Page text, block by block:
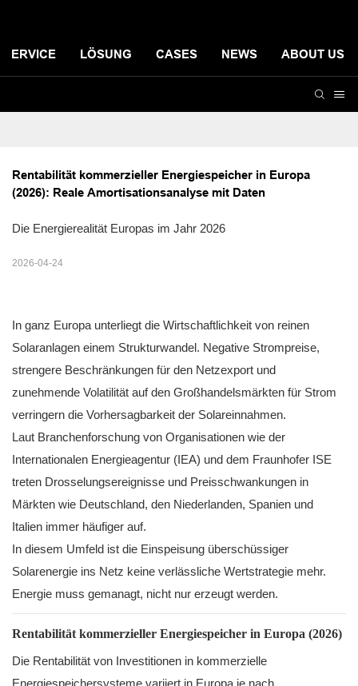
SERVICE LÖSUNG CASES NEWS ABOUT US
Rentabilität kommerzieller Energiespeicher in Europa
(2026): Reale Amortisationsanalyse mit Daten
Die Energierealität Europas im Jahr 2026
2026-04-24
In ganz Europa unterliegt die Wirtschaftlichkeit von reinen
Solaranlagen einem Strukturwandel. Negative Strompreise,
strengere Beschränkungen für den Netzexport und
zunehmende Volatilität auf den Großhandelsmärkten für Strom
verringern die Vorhersagbarkeit der Solareinnahmen.
Laut Branchenforschung von Organisationen wie der
Internationalen Energieagentur (IEA) und dem Fraunhofer ISE
treten Drosselungsereignisse und Preisschwankungen in
Märkten wie Deutschland, den Niederlanden, Spanien und
Italien immer häufiger auf.
In diesem Umfeld ist die Einspeisung überschüssiger
Solarenergie ins Netz keine verlässliche Wertstrategie mehr.
Energie muss gemanagt, nicht nur erzeugt werden.
Rentabilität kommerzieller Energiespeicher in Europa (2026)
Die Rentabilität von Investitionen in kommerzielle
Energiespeichersysteme variiert in Europa je nach